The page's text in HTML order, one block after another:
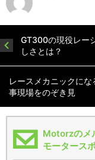
GT300の現役レー
しさとは？
レースメカニックに
事現場をのぞき見
Motorzのメ
モータース